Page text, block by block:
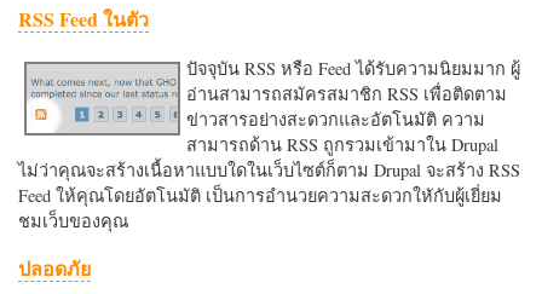
RSS Feed ในตัว
ปัจจุบัน RSS หรือ Feed ได้รับความนิยมมาก ผู้
อ่านสามารถสมัครสมาชิก RSS เพื่อติดตาม
ข่าวสารอย่างสะดวกและอัตโนมัติ ความ
สามารถด้าน RSS ถูกรวมเข้ามาใน Drupal
ไม่ว่าคุณจะสร้างเนื้อหาแบบใดในเว็บไซต์ก็ตาม Drupal จะสร้าง RSS
Feed ให้คุณโดยอัตโนมัติ เป็นการอำนวยความสะดวกใหักับผู้เยี่ยม
ชมเว็บของคุณ
ปลอดภัย